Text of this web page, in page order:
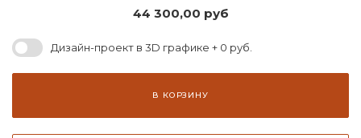
44 300,00 руб
Дизайн-проект в 3D графике + 0 руб.
В КОРЗИНУ